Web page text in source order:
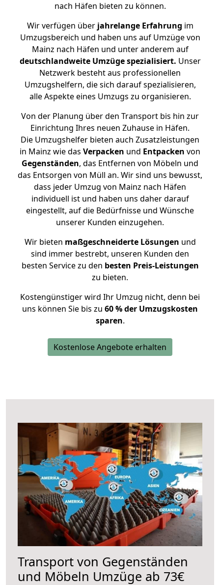
nach Häfen bieten zu können.
Wir verfügen überjahrelange Erfahrung im
Umzugsbereich und haben uns auf Umzüge von
Mainz nach Häfen und unter anderem auf
deutschlandweite Umzüge spezialisiert. Unser
Netzwerk besteht aus professionellen
Umzugshelfern, die sich darauf spezialisieren,
alle Aspekte eines Umzugs zu organisieren.
Von der Planung über den Transport bis hin zur
Einrichtung Ihres neuen Zuhause in Häfen.
Die Umzugshelfer bieten auch Zusatzleistungen
in Mainz wie das Verpacken und Entpacken von
Gegenständen, das Entfernen von Möbeln und
das Entsorgen von Müll an. Wir sind uns bewusst,
dass jeder Umzug von Mainz nach Häfen
individuell ist und haben uns daher darauf
eingestellt, auf die Bedürfnisse und Wünsche
unserer Kunden einzugehen.
Wir bieten maßgeschneiderte Lösungen und
sind immer bestrebt, unseren Kunden den
besten Service zu den besten Preis-Leistungen
zu bieten.
Kostengünstiger wird Ihr Umzug nicht, denn bei
uns können Sie bis zu 60 % der Umzugskosten
sparen.
Kostenlose Angebote erhalten
Transport von Gegenständen
und Möbeln Umzüge ab 73€